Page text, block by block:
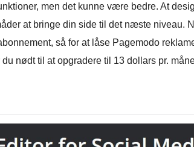
men det kunne være bedre. At
at bringe din side til det næste niveau.
så for at låse Pagemodo
nødt til at opgradere til 13 dollars pr.